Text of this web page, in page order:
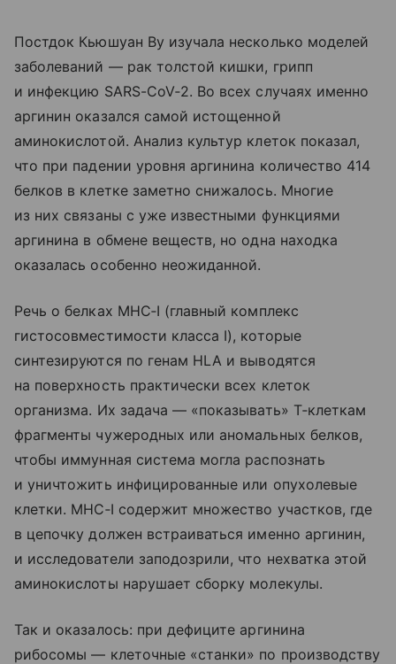
Постдок Кьюшуан Ву изучала несколько моделей
заболеваний — рак толстой кишки, грипп
и инфекцию SARS-CoV‑2. Во всех случаях именно
аргинин оказался самой истощенной
аминокислотой. Анализ культур клеток показал,
что при падении уровня аргинина количество 414
белков в клетке заметно снижалось. Многие
из них связаны с уже известными функциями
аргинина в обмене веществ, но одна находка
оказалась особенно неожиданной.
Речь о белках MHC‑I (главный комплекс
гистосовместимости класса I), которые
синтезируются по генам HLA и выводятся
на поверхность практически всех клеток
организма. Их задача — «показывать» Т‑клеткам
фрагменты чужеродных или аномальных белков,
чтобы иммунная система могла распознать
и уничтожить инфицированные или опухолевые
клетки. MHC‑I содержит множество участков, где
в цепочку должен встраиваться именно аргинин,
и исследователи заподозрили, что нехватка этой
аминокислоты нарушает сборку молекулы.
Так и оказалось: при дефиците аргинина
рибосомы — клеточные «станки» по производству